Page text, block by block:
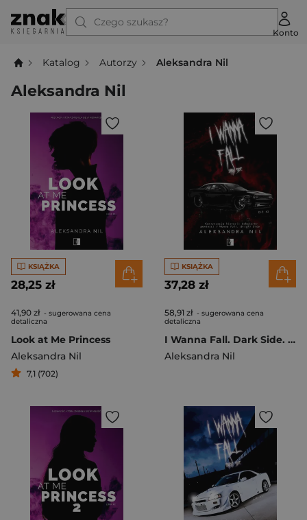
Czego szukasz?
Konto
Katalog Autorzy Aleksandra Nil
Aleksandra Nil
KSIĄŻKA
28,25 zł
41,90 zł - sugerowana cena
detaliczna
Look at Me Princess
Aleksandra Nil
7,1 (702)
KSIĄŻKA
37,28 zł
58,91 zł - sugerowana cena
detaliczna
I Wanna Fall. Dark Side. Die. Tom 2
Aleksandra Nil